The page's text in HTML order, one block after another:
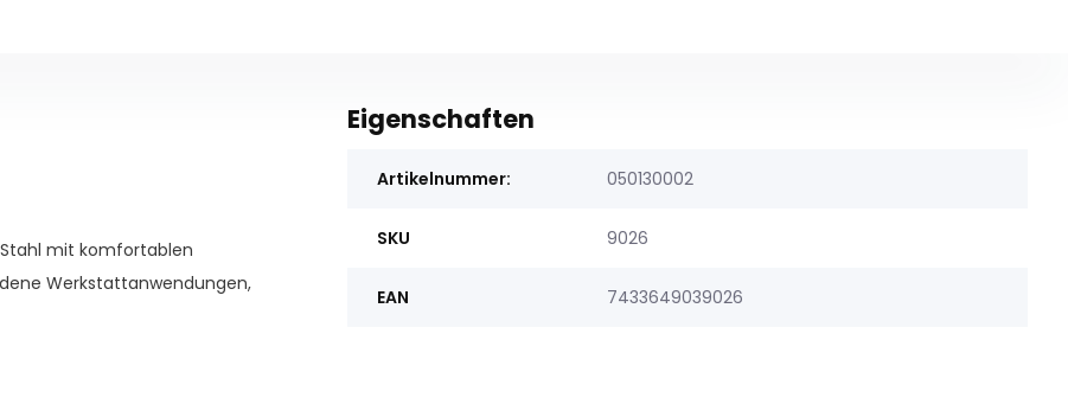
mit komfortablen
Werkstattanwendungen,
Eigenschaften
Artikelnummer: 050130002
SKU 9026
EAN 7433649039026